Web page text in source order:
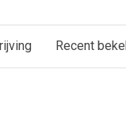
Recent